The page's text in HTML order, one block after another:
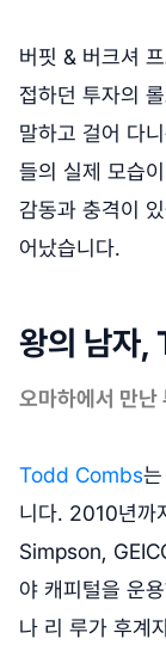
버핏 & 버크셔
접하던 투자의
말하고 걸어 다
들의 실제 모습
감동과 충격이
어났습니다.
왕의 남자
오마하에서 만난
Todd Combs
니다. 2010년까
Simpson,
야 캐피털을 운
나 리 루가 후계